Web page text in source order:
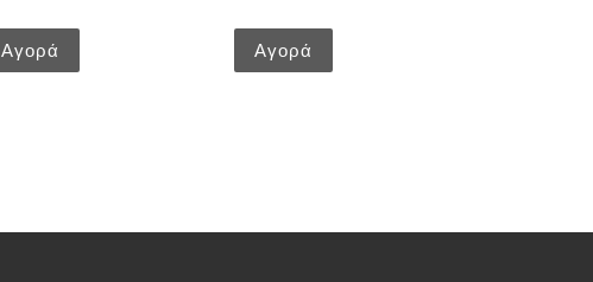
Αγορά Αγορά